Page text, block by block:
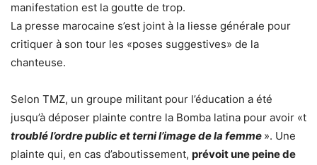
manifestation est la goutte de trop.
La presse marocaine s’est joint à la liesse générale pour
critiquer à son tour les «poses suggestives» de la
chanteuse.
Selon TMZ, un groupe militant pour l’éducation a été
jusqu’à déposer plainte contre la Bomba latina pour avoir «t
troublé l’ordre public et terni l’image de la femme ». Une
plainte qui, en cas d’aboutissement, prévoit une peine de